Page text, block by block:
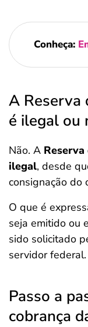
Conheça:
A Reserva
é ilegal ou
Não. A
ilegal, desde
consignação do
O que é
seja emitido ou
sido solicitado
servidor federal.
Passo a
cobrança